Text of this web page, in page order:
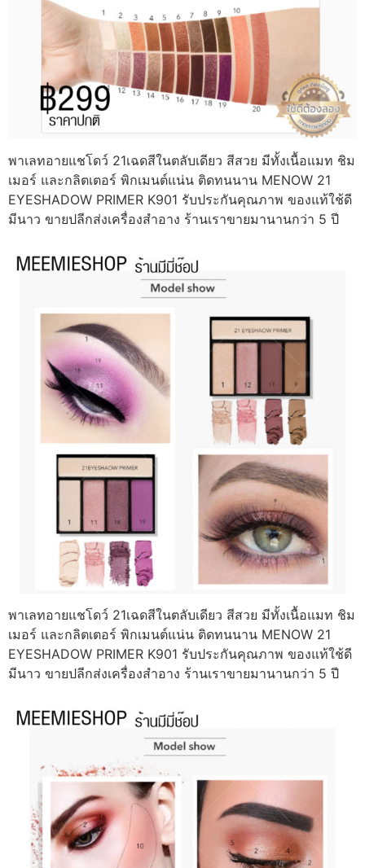
พาเลทอายแชโดว์ 21เฉดสีในตลับเดียว สีสวย มีทั้งเนื้อแมท ชิม
เมอร์ และกลิตเตอร์ พิกเมนต์แน่น ติดทนนาน MENOW 21
EYESHADOW PRIMER K901 รับประกันคุณภาพ ของแท้ใช้ดี
มีนาว ขายปลีกส่งเครื่องสำอาง ร้านเราขายมานานกว่า 5 ปี
พาเลทอายแชโดว์ 21เฉดสีในตลับเดียว สีสวย มีทั้งเนื้อแมท ชิม
เมอร์ และกลิตเตอร์ พิกเมนต์แน่น ติดทนนาน MENOW 21
EYESHADOW PRIMER K901 รับประกันคุณภาพ ของแท้ใช้ดี
มีนาว ขายปลีกส่งเครื่องสำอาง ร้านเราขายมานานกว่า 5 ปี